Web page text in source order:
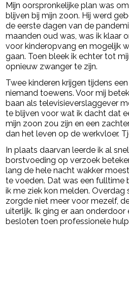
Mijn oorspronkelijke plan was
blijven bij mijn zoon. Hij werd
de eerste dagen van de
maanden oud was, was ik klaar
voor kinderopvang en mogelijk
gaan. Toen bleek ik echter tot
opnieuw zwanger te zijn.
Twee kinderen krijgen tijdens
niemand toewens. Voor mij
baan als televisieverslaggever
te blijven voor wat ik dacht dat
mijn zoon zou zijn en een
dan het leven op de werkvloer.
In plaats daarvan leerde ik al
borstvoeding op verzoek
lang de hele nacht wakker
te voeden. Dat was een fulltime
ik me ziek kon melden. Overdag
zorgde niet meer voor mezelf,
uiterlijk. Ik ging er aan
besloten toen professionele